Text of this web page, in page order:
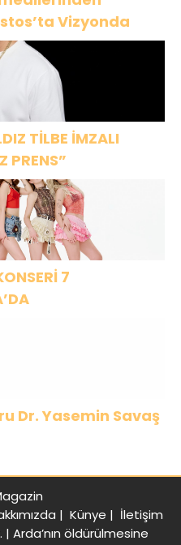
Vizyonda
TİLBE İMZALI
PRENS”
7
Dr. Yasemin Savaş
| Künye | İletişim
| Arda’nın öldürülmesine